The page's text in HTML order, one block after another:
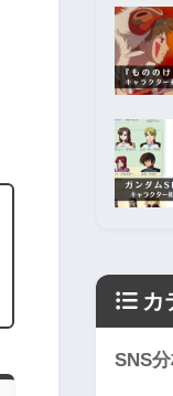
カ
SNS